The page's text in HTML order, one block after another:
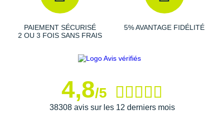
PAIEMENT SÉCURISÉ
2 OU 3 FOIS SANS FRAIS
5% AVANTAGE FIDÉLITÉ
4,8/5
38308 avis sur les 12 derniers mois